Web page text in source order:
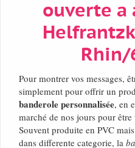
ouverte a
Rhin/
Pour montrer vos messages,
simplement pour offrir un
banderole personnalisée, en
marché de nos jours pour
Souvent produite en PVC
dans differente categorie, la